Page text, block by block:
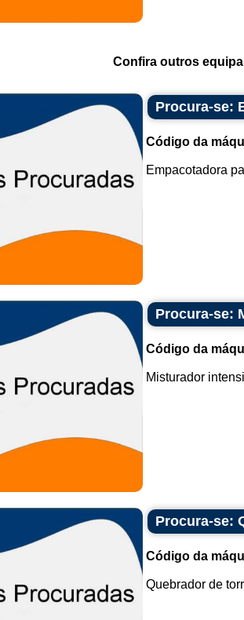
Confira outros
Procura-se:
Código da
Empacotadora
Procura-se:
Código da
Misturador
Procura-se:
Código da
Quebrador de